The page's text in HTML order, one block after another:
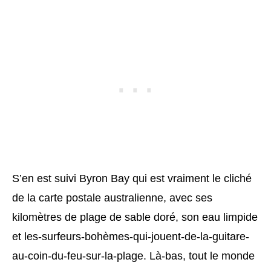
S’en est suivi Byron Bay qui est vraiment le cliché
de la carte postale australienne, avec ses
kilomètres de plage de sable doré, son eau limpide
et les-surfeurs-bohèmes-qui-jouent-de-la-guitare-
au-coin-du-feu-sur-la-plage. Là-bas, tout le monde